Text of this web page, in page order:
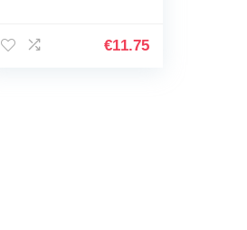
Gesloten Cover Voor
€11.75